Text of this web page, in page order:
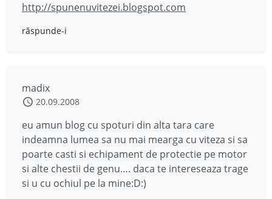
http://spunenuvitezei.blogspot.com
răspunde-i
madix
20.09.2008
eu amun blog cu spoturi din alta tara care
indeamna lumea sa nu mai mearga cu viteza si sa
poarte casti si echipament de protectie pe motor
si alte chestii de genu…. daca te intereseaza trage
si u cu ochiul pe la mine:D:)